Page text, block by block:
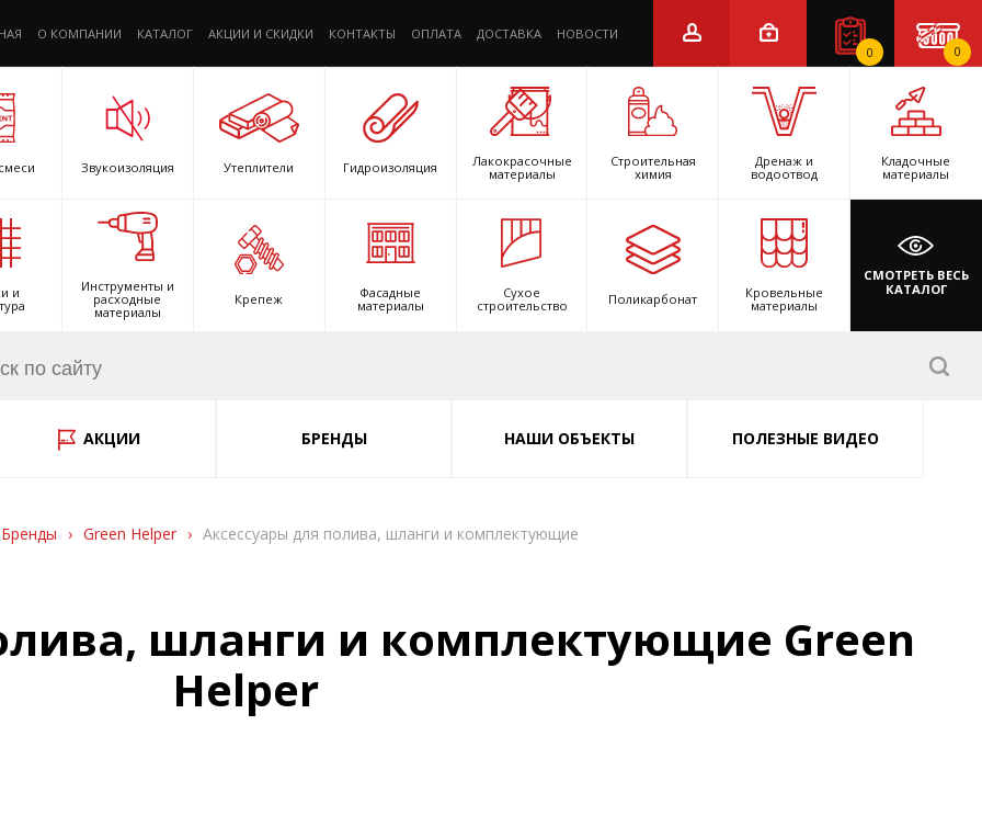
О КОМПАНИИ КАТАЛОГ АКЦИИ И СКИДКИ КОНТАКТЫ ОПЛАТА ДОСТАВКА НОВОСТИ
0 0
Звукоизоляция Утеплители Гидроизоляция
Лакокрасочные
материалы
Строительная
химия
Дренаж и
водоотвод
Кладочные
материалы
и
Инструменты и
расходные
материалы
Крепеж
Фасадные
материалы
Сухое
строительство
Поликарбонат
Кровельные
материалы
СМОТРЕТЬ ВЕСЬ
КАТАЛОГ
АКЦИИ БРЕНДЫ НАШИ ОБЪЕКТЫ ПОЛЕЗНЫЕ ВИДЕО
Бренды › Green Helper › Аксессуары для полива, шланги и комплектующие
шланги и комплектующие Green
Helper